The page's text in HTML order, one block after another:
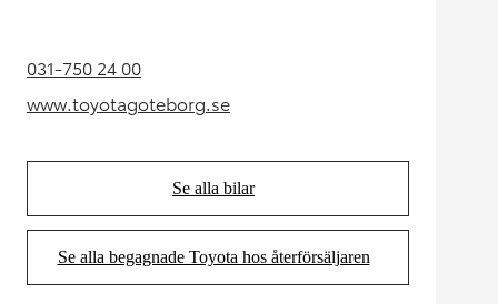
031-750 24 00(Opens in new tab)
www.toyotagoteborg.se
(Opens in new tab)
Se alla bilar
(Opens in new tab)
Se alla begagnade Toyota hos återförsäljaren
(Opens in new tab)